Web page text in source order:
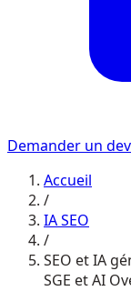
Demander un
Accueil
/
IA SEO
/
SEO et IA
SGE et AI